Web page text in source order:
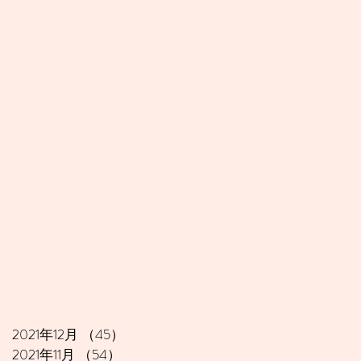
2021年12月 （45）
2021年11月
（54）